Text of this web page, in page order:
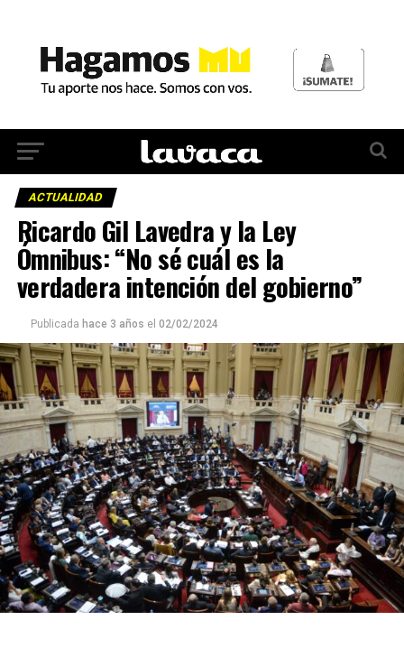
ACTUALIDAD
Ricardo Gil Lavedra y la Ley
Ómnibus: “No sé cuál es la
verdadera intención del gobierno”
Publicada hace 3 años el 02/02/2024